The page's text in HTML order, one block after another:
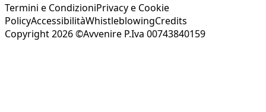
Termini e CondizioniPrivacy e Cookie
PolicyAccessibilitàWhistleblowingCredits
Copyright 2026 ©Avvenire P.Iva 00743840159